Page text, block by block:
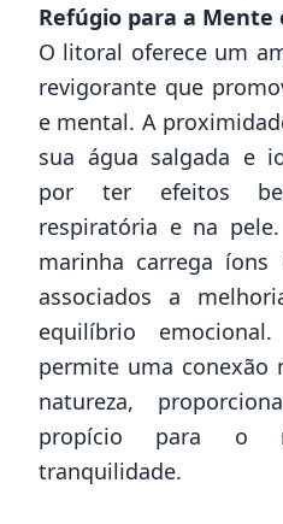
Refúgio para a Mente
O litoral oferece um
revigorante que
e mental. A
sua água salgada e
por ter efeitos
respiratória e na
marinha carrega íons
associados a
equilíbrio
permite uma conexão
natureza,
propício para o
tranquilidade.